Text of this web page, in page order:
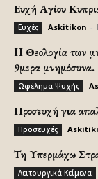
Ευχή Αγίου
Ευχές Askitikon
H Θεολογία των
9μερα μνημόσυνα.
Ωφέλημα Ψυχής
Προσευχή για
Προσευχές
Τη Υπερμάχω
Λειτουργικά Κείμενα